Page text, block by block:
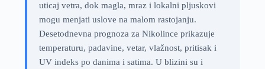
uticaj vetra, dok magla, mraz i lokalni pljuskovi
mogu menjati uslove na malom rastojanju.
Desetodnevna prognoza za Nikolince prikazuje
temperaturu, padavine, vetar, vlažnost, pritisak i
UV indeks po danima i satima. U blizini su i